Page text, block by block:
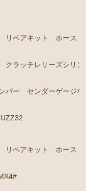
ー リペアキッ
リペアキット ホース
ラッチレリーズシリン
ー センダーゲージな
リペアキット ホース